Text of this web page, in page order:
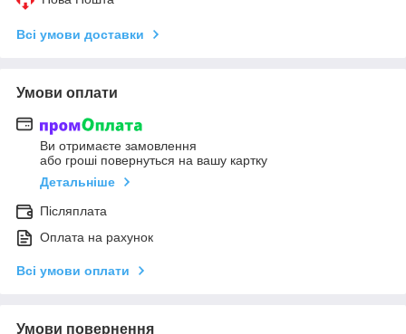
Всі умови доставки
Умови оплати
Ви отримаєте замовлення
або гроші повернуться на вашу картку
Детальніше
Післяплата
Оплата на рахунок
Всі умови оплати
Умови повернення